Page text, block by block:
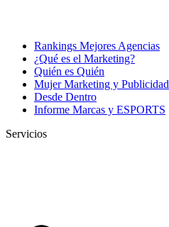
Rankings Mejores Agencias
¿Qué es el Marketing?
Quién es Quién
Mujer Marketing y Publicidad
Desde Dentro
Informe Marcas y ESPORTS
Servicios